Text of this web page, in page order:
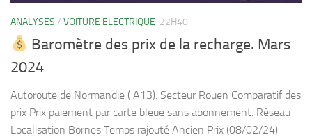
ANALYSES / VOITURE ELECTRIQUE 22H40
Baromètre des prix de la recharge. Mars
2024
Autoroute de Normandie ( A13). Secteur Rouen Comparatif des
prix Prix paiement par carte bleue sans abonnement. Réseau
Localisation Bornes Temps rajouté Ancien Prix (08/02/24)